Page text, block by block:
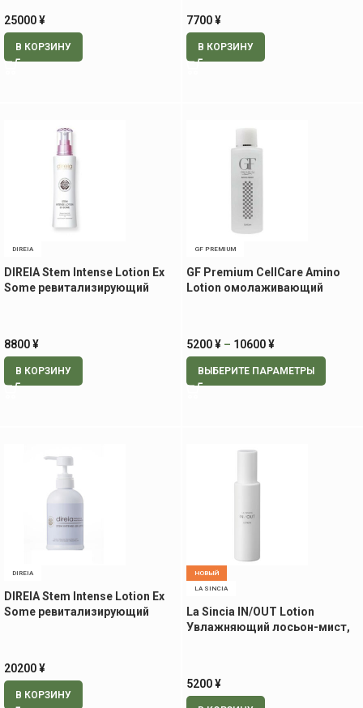
25000¥
В КОРЗИНУ
7700¥
В КОРЗИНУ
DIREIA
DIREIA Stem Intense Lotion Ex
Some ревитализирующий
8800¥
В КОРЗИНУ
GF PREMIUM
GF Premium CellCare Amino
Lotion омолаживающий
5200¥ – 10600¥
ВЫБЕРИТЕ ПАРАМЕТРЫ
DIREIA
DIREIA Stem Intense Lotion Ex
Some ревитализирующий
20200¥
В КОРЗИНУ
НОВЫЙ
LA SINCIA
La Sincia IN/OUT Lotion
Увлажняющий лосьон-мист,
5200¥